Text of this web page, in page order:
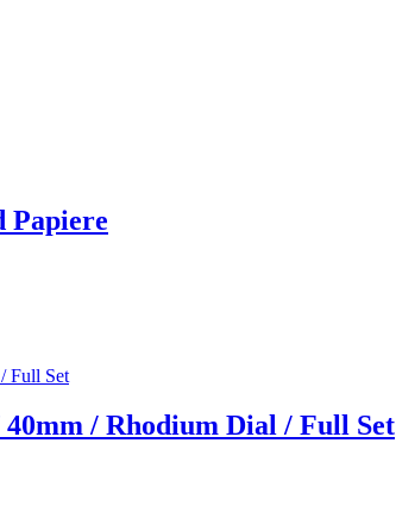
Papiere
40mm / Rhodium Dial / Full Set